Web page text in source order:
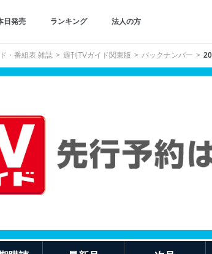
日発売 ランキング 法人の方
・番組表 雑誌 週刊TVガイド関東版 バックナンバー